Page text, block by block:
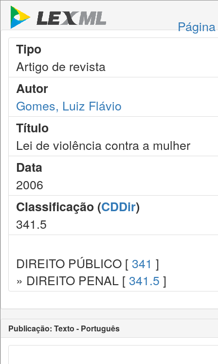
Tipo
Artigo de revista
Autor
Gomes, Luiz Flávio
Título
Lei de violência contra a mulher
Data
2006
Classificação (CDDir)
341.5
DIREITO PÚBLICO [ 341 ]
» DIREITO PENAL [ 341.5 ]
Publicação: Texto - Português